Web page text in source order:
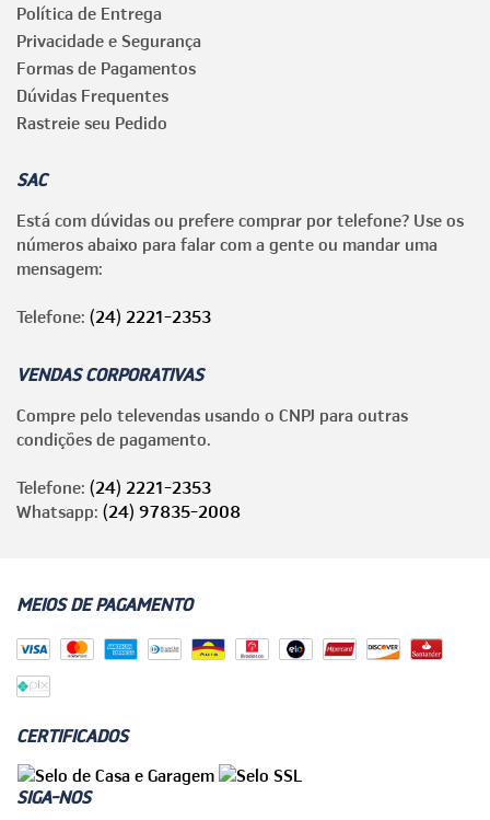
Política de Entrega
Privacidade e Segurança
Formas de Pagamentos
Dúvidas Frequentes
Rastreie seu Pedido
SAC
Está com dúvidas ou prefere comprar por telefone? Use os
números abaixo para falar com a gente ou mandar uma
mensagem:
Telefone: (24) 2221-2353
VENDAS CORPORATIVAS
Compre pelo televendas usando o CNPJ para outras
condições de pagamento.
Telefone: (24) 2221-2353
Whatsapp: (24) 97835-2008
MEIOS DE PAGAMENTO
CERTIFICADOS
SIGA-NOS